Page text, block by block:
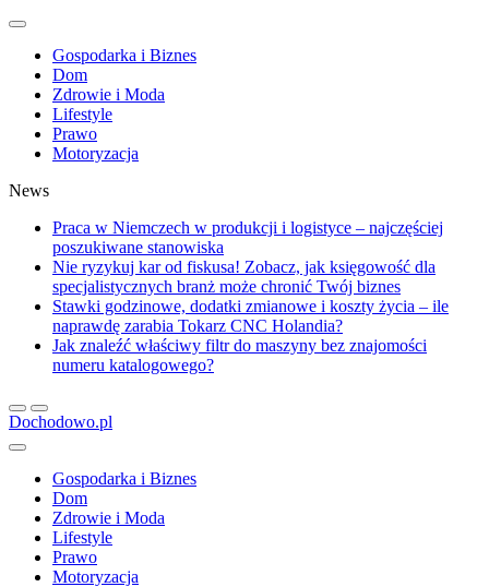
Gospodarka i Biznes
Dom
Zdrowie i Moda
Lifestyle
Prawo
Motoryzacja
News
Praca w Niemczech w produkcji i logistyce – najczęściej
poszukiwane stanowiska
Nie ryzykuj kar od fiskusa! Zobacz, jak księgowość dla
specjalistycznych branż może chronić Twój biznes
Stawki godzinowe, dodatki zmianowe i koszty życia – ile
naprawdę zarabia Tokarz CNC Holandia?
Jak znaleźć właściwy filtr do maszyny bez znajomości
numeru katalogowego?
Dochodowo.pl
Gospodarka i Biznes
Dom
Zdrowie i Moda
Lifestyle
Prawo
Motoryzacja